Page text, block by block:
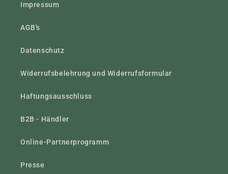
Impressum
AGB's
Datenschutz
Widerrufsbelehrung und Widerrufsformular
Haftungsausschluss
B2B - Händler
Online-Partnerprogramm
Presse